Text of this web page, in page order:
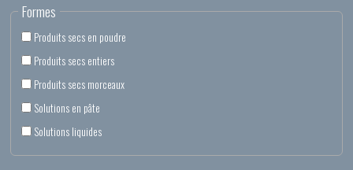
Formes
Produits secs en poudre
Produits secs entiers
Produits secs morceaux
Solutions en pâte
Solutions liquides